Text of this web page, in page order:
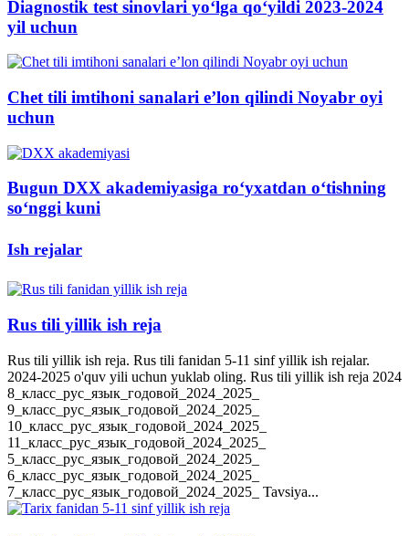
Diagnostik test sinovlari yo‘lga qo‘yildi 2023-2024
yil uchun
Chet tili imtihoni sanalari e’lon qilindi Noyabr oyi
uchun
Bugun DXX akademiyasiga ro‘yxatdan o‘tishning
soʻnggi kuni
Ish rejalar
Rus tili yillik ish reja
Rus tili yillik ish reja. Rus tili fanidan 5-11 sinf yillik ish rejalar.
2024-2025 o'quv yili uchun yuklab oling. Rus tili yillik ish reja 2024
8_класс_рус_язык_годовой_2024_2025_
9_класс_рус_язык_годовой_2024_2025_
10_класс_рус_язык_годовой_2024_2025_
11_класс_рус_язык_годовой_2024_2025_
5_класс_рус_язык_годовой_2024_2025_
6_класс_рус_язык_годовой_2024_2025_
7_класс_рус_язык_годовой_2024_2025_ Tavsiya...